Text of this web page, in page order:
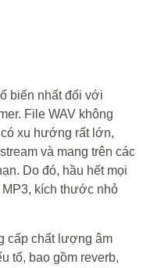
biến nhất đối với
File WAV không
xu hướng rất lớn,
và mang trên các
Do đó, hầu hết mọi
kích thước nhỏ
cấp chất lượng âm
tố, bao gồm reverb,